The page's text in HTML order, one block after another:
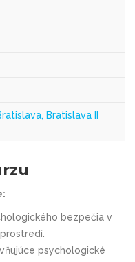
Bratislava II
bezpečia v
psychologické